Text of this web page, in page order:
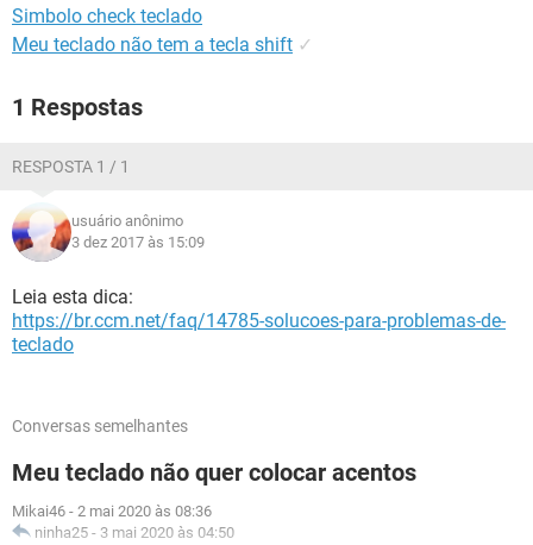
Simbolo check teclado
Meu teclado não tem a tecla shift ✓
1 Respostas
RESPOSTA 1 / 1
usuário anônimo
3 dez 2017 às 15:09
Leia esta dica:
https://br.ccm.net/faq/14785-solucoes-para-problemas-de-
teclado
Conversas semelhantes
Meu teclado não quer colocar acentos
Mikai46 - 2 mai 2020 às 08:36
ninha25 - 3 mai 2020 às 04:50